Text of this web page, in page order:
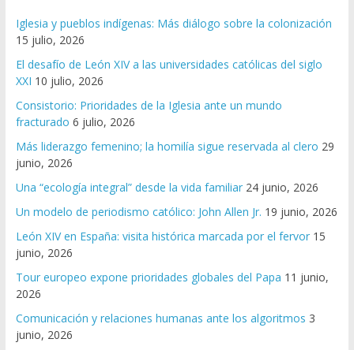
Iglesia y pueblos indígenas: Más diálogo sobre la colonización
15 julio, 2026
El desafío de León XIV a las universidades católicas del siglo
XXI 10 julio, 2026
Consistorio: Prioridades de la Iglesia ante un mundo
fracturado 6 julio, 2026
Más liderazgo femenino; la homilía sigue reservada al clero 29
junio, 2026
Una “ecología integral” desde la vida familiar 24 junio, 2026
Un modelo de periodismo católico: John Allen Jr. 19 junio, 2026
León XIV en España: visita histórica marcada por el fervor 15
junio, 2026
Tour europeo expone prioridades globales del Papa 11 junio,
2026
Comunicación y relaciones humanas ante los algoritmos 3
junio, 2026